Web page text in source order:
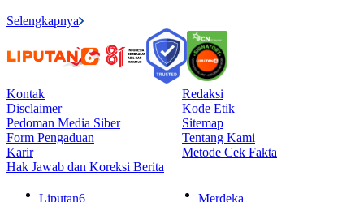
Selengkapnya
Kontak
Redaksi
Disclaimer
Kode Etik
Pedoman Media Siber
Sitemap
Form Pengaduan
Tentang Kami
Karir
Metode Cek Fakta
Hak Jawab dan Koreksi Berita
Liputan6 Merdeka